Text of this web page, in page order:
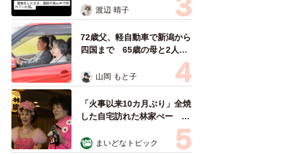
ようとした4日間 「命の重
さはみんな同じ」保護団体代
表の訴え
渡辺 晴子
72歳父、軽自動車で新潟から
四国まで 65歳の母と2人で
3泊4日の旅 パーキングの休
憩まで分刻み… 「大学生で
も組まねえよ！」
山岡 もと子
「火事以来10カ月ぶり」全焼
した自宅訪れた林家ぺー 内
装も壁も取り払われスケルト
ン状態の部屋に呆然
まいどなトピック